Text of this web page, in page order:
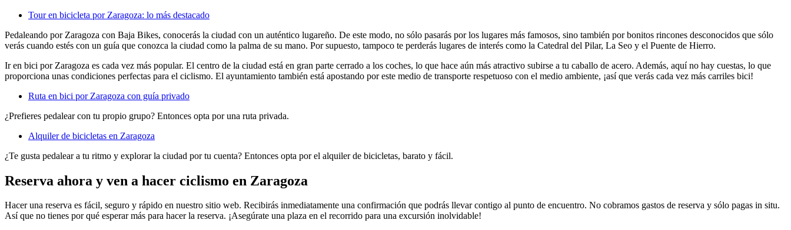
Tour en bicicleta por Zaragoza: lo más destacado
Pedaleando por Zaragoza con Baja Bikes, conocerás la ciudad con un auténtico lugareño. De este modo, no sólo pasarás por los lugares más famosos, sino también por bonitos rincones desconocidos que sólo
verás cuando estés con un guía que conozca la ciudad como la palma de su mano. Por supuesto, tampoco te perderás lugares de interés como la Catedral del Pilar, La Seo y el Puente de Hierro.
Ir en bici por Zaragoza es cada vez más popular. El centro de la ciudad está en gran parte cerrado a los coches, lo que hace aún más atractivo subirse a tu caballo de acero. Además, aquí no hay cuestas, lo que
proporciona unas condiciones perfectas para el ciclismo. El ayuntamiento también está apostando por este medio de transporte respetuoso con el medio ambiente, ¡así que verás cada vez más carriles bici!
Ruta en bici por Zaragoza con guía privado
¿Prefieres pedalear con tu propio grupo? Entonces opta por una ruta privada.
Alquiler de bicicletas en Zaragoza
¿Te gusta pedalear a tu ritmo y explorar la ciudad por tu cuenta? Entonces opta por el alquiler de bicicletas, barato y fácil.
Reserva ahora y ven a hacer ciclismo en Zaragoza
Hacer una reserva es fácil, seguro y rápido en nuestro sitio web. Recibirás inmediatamente una confirmación que podrás llevar contigo al punto de encuentro. No cobramos gastos de reserva y sólo pagas in situ.
Así que no tienes por qué esperar más para hacer la reserva. ¡Asegúrate una plaza en el recorrido para una excursión inolvidable!